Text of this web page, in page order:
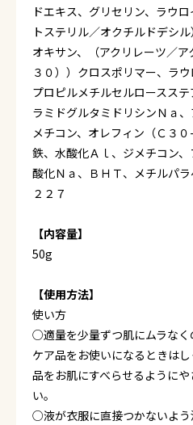
ドエキス、グリセリン、ラウ
トステリル／オクチルドデシ
オキサン、（アクリレーツ／
３０））クロスポリマー、ラ
プロピルメチルセルロースス
ラミドグルタミドリシンＮａ、
メチコン、オレフィン（Ｃ３
鉄、水酸化Ａｌ、ジメチコン
酸化Ｎａ、ＢＨＴ、メチルパ
２２７
【内容量】
50g
【使用方法】
使い方
○適量を少量ずつ肌にムラな
ケア品をお使いになるときは
品をお肌にすべらせるように
い。
○液が衣服に直接つかないよ